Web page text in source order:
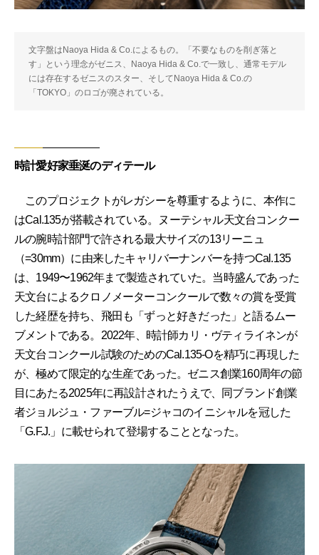
文字盤はNaoya Hida & Co.によるもの。「不要なものを削ぎ落と
す」という理念がゼニス、Naoya Hida & Co.で一致し、通常モデル
には存在するゼニスのスター、そしてNaoya Hida & Co.の
「TOKYO」のロゴが廃されている。
時計愛好家垂涎のディテール
このプロジェクトがレガシーを尊重するように、本作に
はCal.135が搭載されている。ヌーテシャル天文台コンクー
ルの腕時計部門で許される最大サイズの13リーニュ
（=30mm）に由来したキャリバーナンバーを持つCal.135
は、1949〜1962年まで製造されていた。当時盛んであった
天文台によるクロノメーターコンクールで数々の賞を受賞
した経歴を持ち、飛田も「ずっと好きだった」と語るムー
ブメントである。2022年、時計師カリ・ヴティライネンが
天文台コンクール試験のためのCal.135-Oを精巧に再現した
が、極めて限定的な生産であった。ゼニス創業160周年の節
目にあたる2025年に再設計されたうえで、同ブランド創業
者ジョルジュ・ファーブル=ジャコのイニシャルを冠した
「G.F.J.」に載せられて登場することとなった。